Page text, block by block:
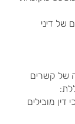
של דיני
של קשרים
מובילים